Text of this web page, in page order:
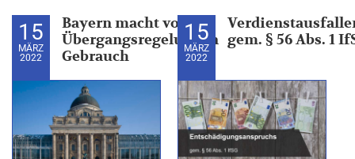
15
MÄRZ
2022
Bayern macht von
Übergangsregelungen
Gebrauch
15
MÄRZ
2022
gem. § 56 Abs. 1